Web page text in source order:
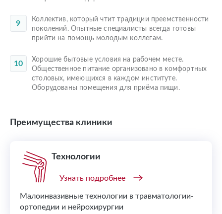
Коллектив, который чтит традиции преемственности
поколений. Опытные специалисты всегда готовы
прийти на помощь молодым коллегам.
Хорошие бытовые условия на рабочем месте.
Общественное питание организовано в комфортных
столовых, имеющихся в каждом институте.
Оборудованы помещения для приёма пищи.
Преимущества клиники
Технологии
Малоинвазивные технологии в травматологии-
ортопедии и нейрохирургии
Узнать подробнее